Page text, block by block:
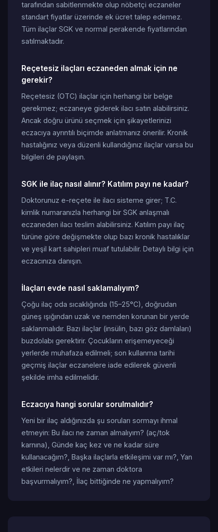
tarafından sabitlenmekte olup nöbetçi eczaneler
standart fiyatlar üzerinde ek ücret talep edemez.
Tüm ilaçlar SGK ve normal perakende fiyatlarından
satılmaktadır.
Reçetesiz ilaçları eczaneden almak için ne
gerekir?
Reçetesiz (OTC) ilaçlar için herhangi bir belge
gerekmez; eczaneye giderek ilacı satın alabilirsiniz.
Ancak doğru ürünü seçmek için şikayetlerinizi
eczacıya ayrıntılı biçimde anlatmanız önerilir. Kronik
hastalığınız veya düzenli kullandığınız ilaçlar varsa bu
bilgileri de paylaşın.
SGK ile ilaç nasıl alınır? Katılım payı ne kadar?
Doktorunuz e-reçete ile ilacı sisteme girer; T.C.
kimlik numaranızla herhangi bir SGK anlaşmalı
eczaneden ilacı teslim alabilirsiniz. Katılım payı ilaç
türüne göre değişmekte olup bazı kronik hastalıklar
ve yeşil kart sahipleri muaf tutulabilir. Detaylı bilgi için
eczacınıza danışın.
İlaçları evde nasıl saklamalıyım?
Çoğu ilaç oda sıcaklığında (15–25°C), doğrudan
güneş ışığından uzak ve nemden korunan bir yerde
saklanmalıdır. Bazı ilaçlar (insülin, bazı göz damlaları)
buzdolabı gerektirir. Çocukların erişemeyeceği
yerlerde muhafaza edilmeli; son kullanma tarihi
geçmiş ilaçlar eczanelere iade edilerek güvenli
şekilde imha edilmelidir.
Eczacıya hangi sorular sorulmalıdır?
Yeni bir ilaç aldığınızda şu soruları sormayı ihmal
etmeyin: Bu ilacı ne zaman almalıyım? (aç/tok
karnına), Günde kaç kez ve ne kadar süre
kullanacağım?, Başka ilaçlarla etkileşimi var mı?, Yan
etkileri nelerdir ve ne zaman doktora
başvurmalıyım?, İlaç bittiğinde ne yapmalıyım?